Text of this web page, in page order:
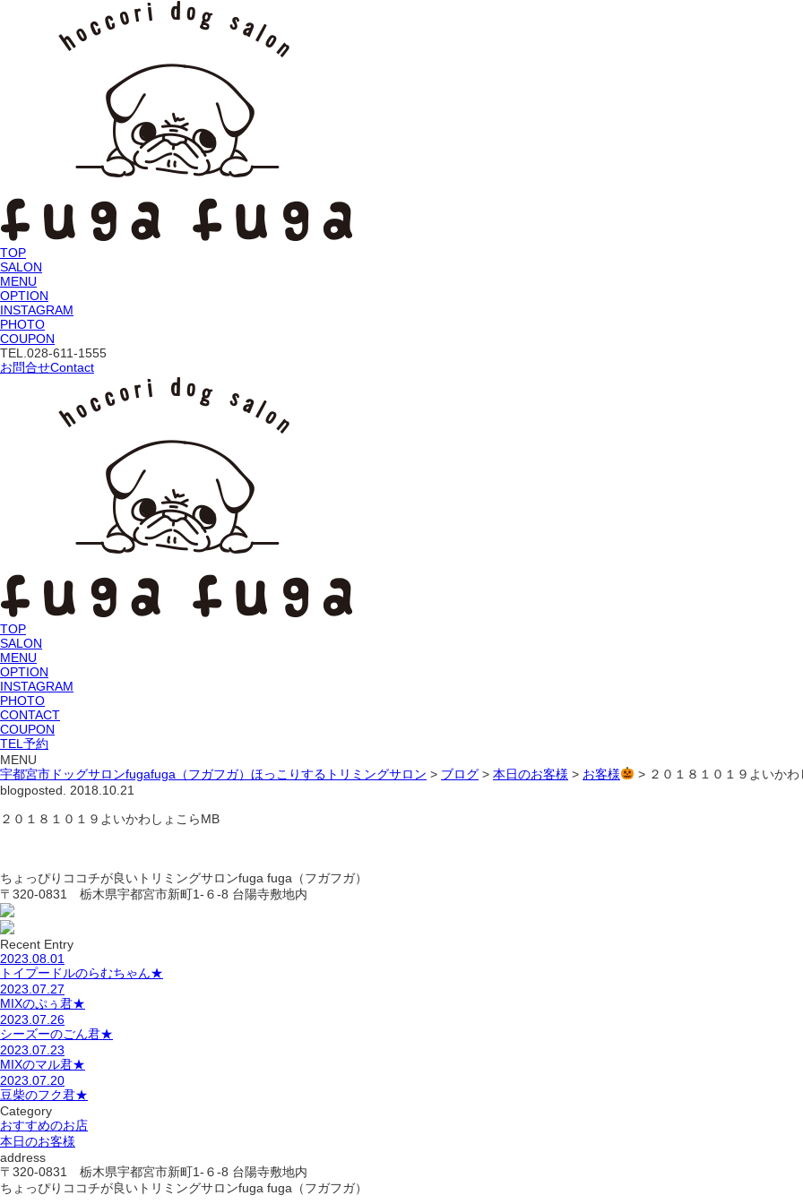
TOP
SALON
MENU
OPTION
INSTAGRAM
PHOTO
COUPON
TEL. 028-611-1555
お問合せContact
TOP
SALON
MENU
OPTION
INSTAGRAM
PHOTO
CONTACT
COUPON
TEL予約
MENU
宇都宮市ドッグサロンfugafuga（フガフガ）ほっこりするトリミングサロン > ブログ > 本日のお客様 > お客様 > ２０１８１０１９よいか
blogposted. 2018.10.21
２０１８１０１９よいかわしょこらMB
ちょっぴりココチが良いトリミングサロンfuga fuga（フガフガ）
〒320-0831 栃木県宇都宮市新町1-６-8 台陽寺敷地内
Recent Entry
2023.08.01
トイプードルのらむちゃん★
2023.07.27
MIXのぷぅ君★
2023.07.26
シーズーのごん君★
2023.07.23
MIXのマル君★
2023.07.20
豆柴のフク君★
Category
おすすめのお店
本日のお客様
address
〒320-0831 栃木県宇都宮市新町1-６-8 台陽寺敷地内
ちょっぴりココチが良いトリミングサロンfuga fuga（フガフガ）